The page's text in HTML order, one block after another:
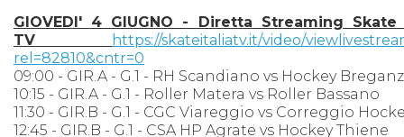
GIOVEDI' 4 GIUGNO - Diretta Streaming Skate
TV
https://skateitaliatv.it/video/
rel=82810&cntr=0
09:00 - GIR.A - G.1 - RH Scandiano vs Hockey
10:15 - GIR.A - G.1 - Roller Matera vs Roller Bassano
11:30 - GIR.B - G.1 - CGC Viareggio vs Correggio
12:45 - GIR.B - G.1 - CSA HP Agrate vs Hockey Thiene